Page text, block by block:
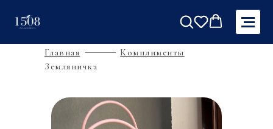
Главная
Земляничка
Комплименты